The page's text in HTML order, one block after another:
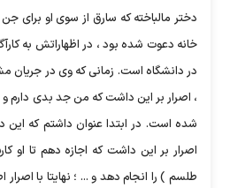
دختر مالباخته که سارق از سوی او برای
خانه دعوت شده بود ، در اظهاراتش به
در دانشگاه است. زمانی که وی در جریان
، اصرار بر این داشت که من جد بدی دارم
شده است. در ابتدا عنوان داشتم که این
اصرار بر این داشت که اجازه دهم تا
طلسم ) را انجام دهد و ... ؛ نهایتا با اصرار